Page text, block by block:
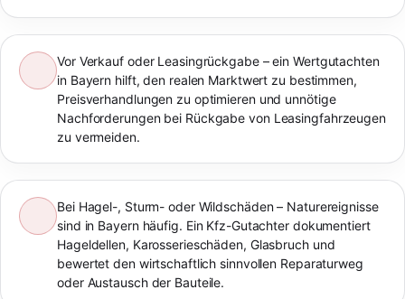
Vor Verkauf oder Leasingrückgabe – ein Wertgutachten
in Bayern hilft, den realen Marktwert zu bestimmen,
Preisverhandlungen zu optimieren und unnötige
Nachforderungen bei Rückgabe von Leasingfahrzeugen
zu vermeiden.
Bei Hagel-, Sturm- oder Wildschäden – Naturereignisse
sind in Bayern häufig. Ein Kfz-Gutachter dokumentiert
Hageldellen, Karosserieschäden, Glasbruch und
bewertet den wirtschaftlich sinnvollen Reparaturweg
oder Austausch der Bauteile.